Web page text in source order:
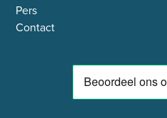
Pers
Contact